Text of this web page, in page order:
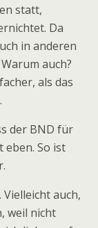
statt,
Da
in anderen
auch?
als das
der BND für
eben. So ist
auch,
weil nicht